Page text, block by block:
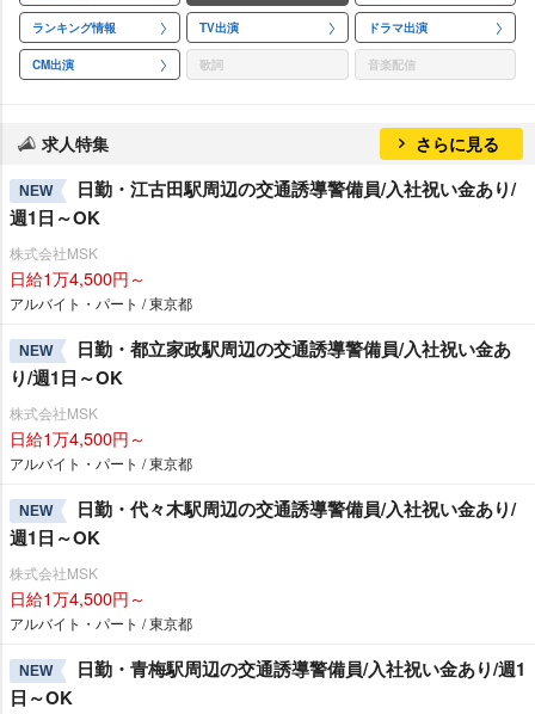
ランキング情報 TV出演 ドラマ出演
CM出演 歌詞 音楽配信
求人特集 さらに見る
NEW
日勤・江古田駅周辺の交通誘導警備員/入社祝い金あり/
週1日～OK
株式会社MSK
日給1万4,500円～
アルバイト・パート / 東京都
NEW
日勤・都立家政駅周辺の交通誘導警備員/入社祝い金あ
り/週1日～OK
株式会社MSK
日給1万4,500円～
アルバイト・パート / 東京都
NEW
日勤・代々木駅周辺の交通誘導警備員/入社祝い金あり/
週1日～OK
株式会社MSK
日給1万4,500円～
アルバイト・パート / 東京都
NEW
日勤・青梅駅周辺の交通誘導警備員/入社祝い金あり/週1
日～OK